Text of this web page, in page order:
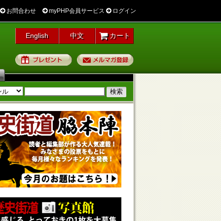
お問合わせ myPHP会員サービス ログイン
English 中文 カート
プレゼント